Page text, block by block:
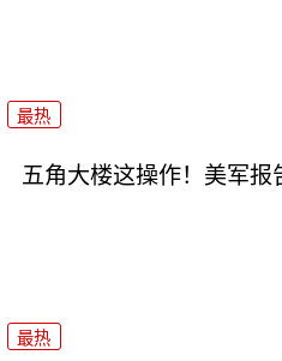
最热
五角大楼这操作！美军报
最热